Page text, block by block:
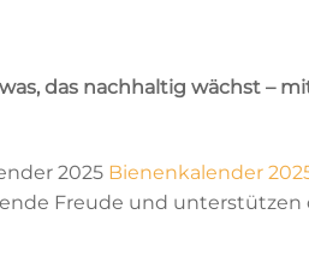
das nachhaltig wächst –
2025 Bienenkalender
Freude und